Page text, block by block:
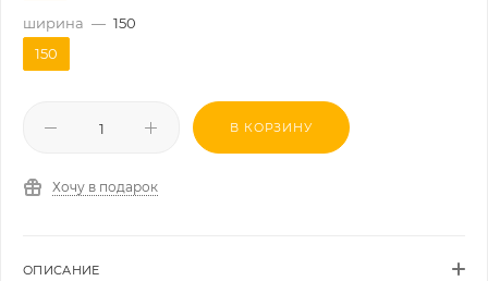
ширина — 150
150
В КОРЗИНУ
Хочу в подарок
ОПИСАНИЕ